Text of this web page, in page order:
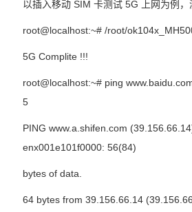
以插入移动SIM 卡测试 5G 上网为例
root@localhost:~# /root/ok104x_
5G Complite !!!
root@localhost:~# ping
5
PING www.a.shifen.com
enx001e101f0000: 56(84)
bytes of data.
64 bytes from 39.156.66.14